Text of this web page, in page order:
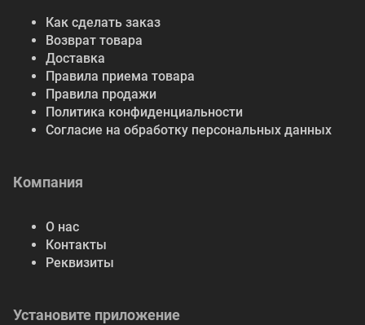
Как сделать заказ
Возврат товара
Доставка
Правила приема товара
Правила продажи
Политика конфиденциальности
Согласие на обработку персональных данных
Компания
О нас
Контакты
Реквизиты
Установите приложение